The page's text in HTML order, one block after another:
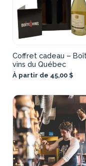
Coffret cadeau –
vins du Québec
À partir de 45,00 $